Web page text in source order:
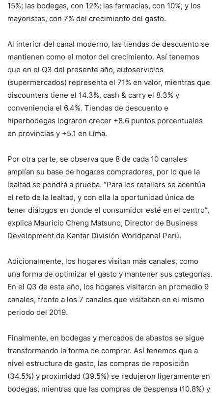
15%; las bodegas, con 12%; las farmacias, con 10%; y los
mayoristas, con 7% del crecimiento del gasto.
Al interior del canal moderno, las tiendas de descuento se
mantienen como el motor del crecimiento. Así tenemos
que en el Q3 del presente año, autoservicios
(supermercados) representa el 71% en valor, mientras que
discounters tiene el 14.3%, cash & carry el 8.3% y
conveniencia el 6.4%. Tiendas de descuento e
hiperbodegas lograron crecer +8.6 puntos porcentuales
en provincias y +5.1 en Lima.
Por otra parte, se observa que 8 de cada 10 canales
amplían su base de hogares compradores, por lo que la
lealtad se pondrá a prueba. “Para los retailers se acentúa
el reto de la lealtad, y con ella la oportunidad única de
tener diálogos en donde el consumidor esté en el centro”,
explica Mauricio Cheng Matsuno, Director de Business
Development de Kantar División Worldpanel Perú.
Adicionalmente, los hogares visitan más canales, como
una forma de optimizar el gasto y mantener sus categorías.
En el Q3 de este año, los hogares visitaron en promedio 9
canales, frente a los 7 canales que visitaban en el mismo
periodo del 2019.
Finalmente, en bodegas y mercados de abastos se sigue
transformando la forma de comprar. Así tenemos que a
nivel estructura de gasto, las compras de reposición
(34.5%) y proximidad (39.5%) se redujeron ligeramente en
bodegas, mientras que las compras de despensa (10.8%) y